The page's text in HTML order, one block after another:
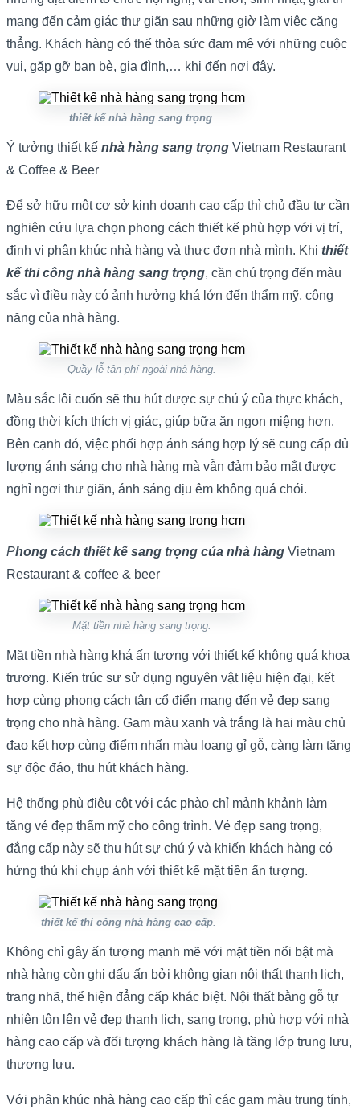
mang đến cảm giác thư giãn sau những giờ làm việc căng
thẳng. Khách hàng có thể thỏa sức đam mê với những cuộc
vui, gặp gỡ bạn bè, gia đình,… khi đến nơi đây.
thiết kế nhà hàng sang trọng.
Ý tưởng thiết kế nhà hàng sang trọng Vietnam Restaurant
& Coffee & Beer
Để sở hữu một cơ sở kinh doanh cao cấp thì chủ đầu tư cần
nghiên cứu lựa chọn phong cách thiết kế phù hợp với vị trí,
định vị phân khúc nhà hàng và thực đơn nhà mình. Khi thiết
kế thi công nhà hàng sang trọng, cần chú trọng đến màu
sắc vì điều này có ảnh hưởng khá lớn đến thẩm mỹ, công
năng của nhà hàng.
Quầy lễ tân phí ngoài nhà hàng.
Màu sắc lôi cuốn sẽ thu hút được sự chú ý của thực khách,
đồng thời kích thích vị giác, giúp bữa ăn ngon miệng hơn.
Bên cạnh đó, việc phối hợp ánh sáng hợp lý sẽ cung cấp đủ
lượng ánh sáng cho nhà hàng mà vẫn đảm bảo mắt được
nghỉ ngơi thư giãn, ánh sáng dịu êm không quá chói.
Phong cách thiết kế sang trọng của nhà hàng Vietnam
Restaurant & coffee & beer
Mặt tiền nhà hàng sang trọng.
Mặt tiền nhà hàng khá ấn tượng với thiết kế không quá khoa
trương. Kiến trúc sư sử dụng nguyên vật liệu hiện đại, kết
hợp cùng phong cách tân cổ điển mang đến vẻ đẹp sang
trọng cho nhà hàng. Gam màu xanh và trắng là hai màu chủ
đạo kết hợp cùng điểm nhấn màu loang gỉ gỗ, càng làm tăng
sự độc đáo, thu hút khách hàng.
Hệ thống phù điêu cột với các phào chỉ mảnh khảnh làm
tăng vẻ đẹp thẩm mỹ cho công trình. Vẻ đẹp sang trọng,
đẳng cấp này sẽ thu hút sự chú ý và khiến khách hàng có
hứng thú khi chụp ảnh với thiết kế mặt tiền ấn tượng.
thiết kế thi công nhà hàng cao cấp.
Không chỉ gây ấn tượng mạnh mẽ với mặt tiền nổi bật mà
nhà hàng còn ghi dấu ấn bởi không gian nội thất thanh lịch,
trang nhã, thể hiện đẳng cấp khác biệt. Nội thất bằng gỗ tự
nhiên tôn lên vẻ đẹp thanh lịch, sang trọng, phù hợp với nhà
hàng cao cấp và đối tượng khách hàng là tầng lớp trung lưu,
thượng lưu.
Với phân khúc nhà hàng cao cấp thì các gam màu trung tính,